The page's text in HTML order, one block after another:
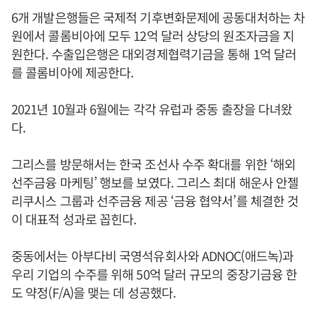
6개 개발은행들은 국제적 기후변화문제에 공동대처하는 차
원에서 콜롬비아에 모두 12억 달러 상당의 원조자금을 지
원한다. 수출입은행은 대외경제협력기금을 통해 1억 달러
를 콜롬비아에 제공한다.
2021년 10월과 6월에는 각각 유럽과 중동 출장을 다녀왔
다.
그리스를 방문해서는 한국 조선사 수주 확대를 위한 ‘해외
선주금융 마케팅’ 행보를 보였다. 그리스 최대 해운사 안젤
리쿠시스 그룹과 선주금융 제공 ‘금융 협약서’를 체결한 것
이 대표적 성과로 꼽힌다.
중동에서는 아부다비 국영석유회사와 ADNOC(애드녹)과
우리 기업의 수주를 위해 50억 달러 규모의 중장기금융 한
도 약정(F/A)을 맺는 데 성공했다.